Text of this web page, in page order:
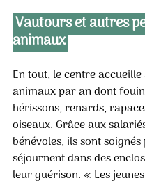
animaux
En tout, le centre
animaux par an dont
hérissons, renards,
oiseaux. Grâce aux
bénévoles, ils sont soignés
séjournent dans des
leur guérison. « Les